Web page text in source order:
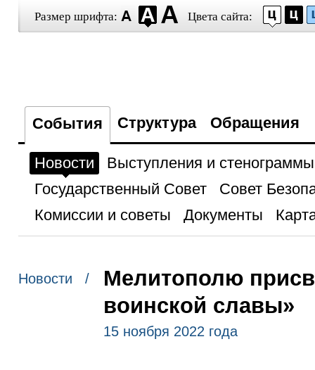
Размер шрифта: Цвета сайта:
События Структура Обращения
Новости
Выступления и стенограммы
Государственный Совет
Совет
Комиссии и советы
Документы
Новости /
Мелитополю
воинской славы»
15 ноября 2022 года